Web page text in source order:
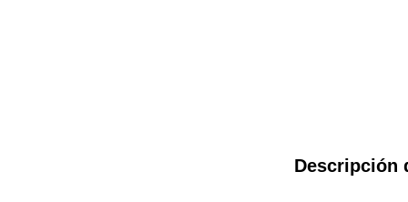
Descripción